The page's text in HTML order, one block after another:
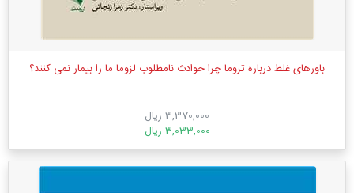
باورهای غلط درباره تروما چرا حوادث نامطلوب لزوما ما را بیمار نمی کنند؟
3,370,000 ریال
3,033,000 ریال